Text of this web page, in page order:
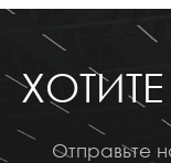
Отправьте